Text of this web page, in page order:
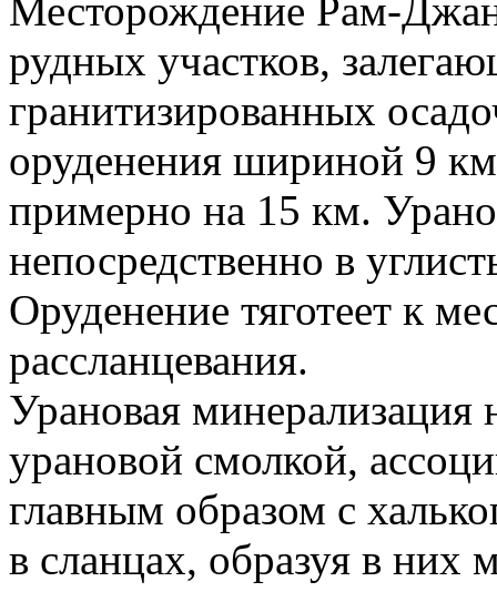
Месторождение Рам-
рудных участков,
гранитизированных
оруденения шириной 9 км
примерно на 15 км.
непосредственно в
Оруденение тяготеет к
рассланцевания.
Урановая минерализация
урановой смолкой,
главным образом с
в сланцах, образуя в них